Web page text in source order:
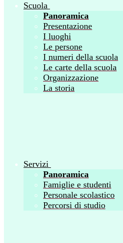
Scuola
Panoramica
Presentazione
I luoghi
Le persone
I numeri della scuola
Le carte della scuola
Organizzazione
La storia
Servizi
Panoramica
Famiglie e studenti
Personale scolastico
Percorsi di studio